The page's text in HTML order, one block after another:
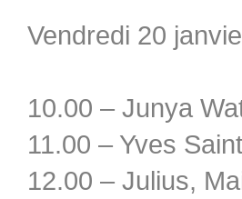
Vendredi 20
10.00 – Junya
11.00 – Yves
12.00 – Julius,